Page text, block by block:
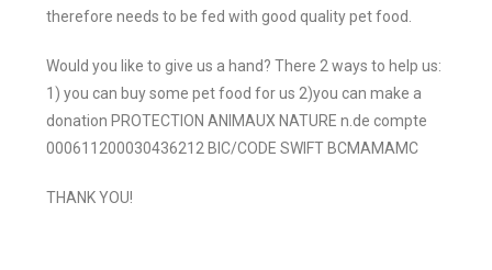
therefore needs to be fed with good quality pet food.
Would you like to give us a hand? There 2 ways to help us:
1) you can buy some pet food for us 2)you can make a
donation PROTECTION ANIMAUX NATURE n.de compte
000611200030436212 BIC/CODE SWIFT BCMAMAMC
THANK YOU!